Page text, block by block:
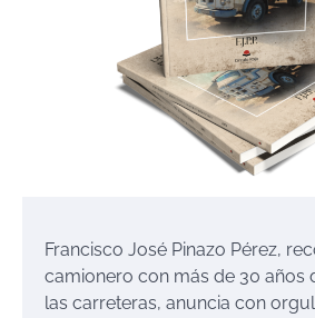
Francisco José Pinazo Pérez,
camionero con más de 30 años
las carreteras, anuncia con